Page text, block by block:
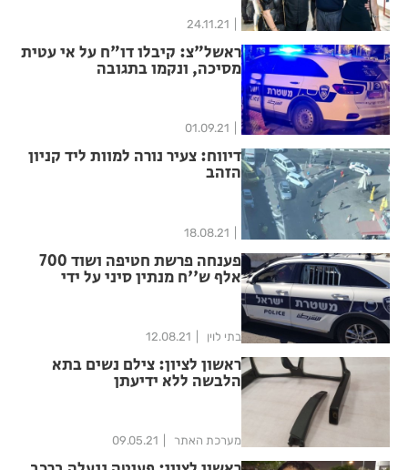
24.11.21
ראשל"צ: קיבלו דו"ח על אי עטית
מסיכה, ונקמו בתגובה
01.09.21
דיווח: צעיר נורה למוות ליד קניון
הזהב
18.08.21
פענחה פרשת חטיפה ושוד 700
אלף ש''ח מנתין סיני על ידי
בתי לוין 12.08.21
ראשון לציון: צילם נשים בתא
הלבשה ללא ידיעתן
מערכת האתר 09.05.21